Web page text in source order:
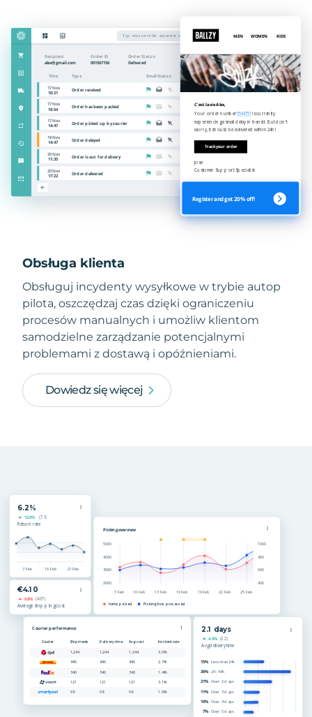
Obsługa klienta
Obsługuj incydenty wysyłkowe w trybie autop
pilota, oszczędzaj czas dzięki ograniczeniu
procesów manualnych i umożliw klientom
samodzielne zarządzanie potencjalnymi
problemami z dostawą i opóźnieniami.
Dowiedz się więcej